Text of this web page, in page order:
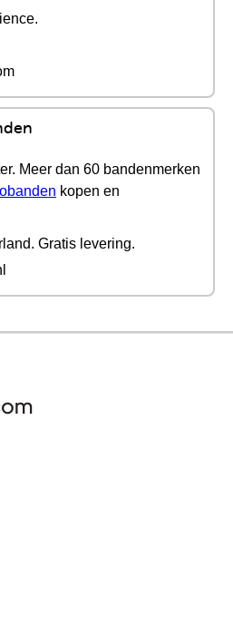
Meer dan 60 bandenmerken
kopen en
Gratis levering.